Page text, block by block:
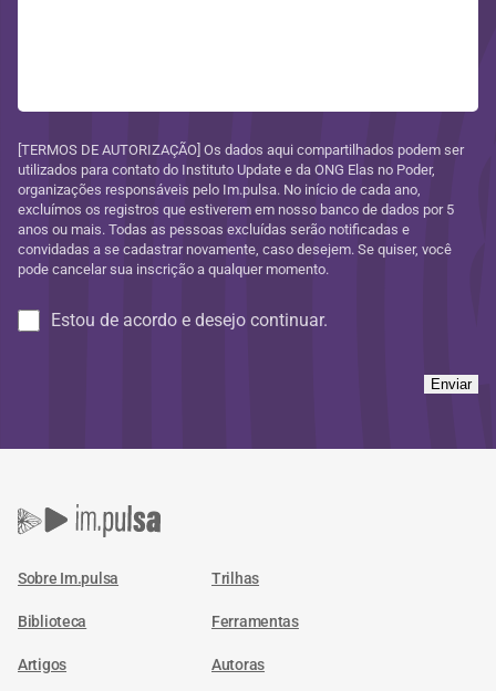
[TERMOS DE AUTORIZAÇÃO] Os dados aqui compartilhados podem ser
utilizados para contato do Instituto Update e da ONG Elas no Poder,
organizações responsáveis pelo Im.pulsa. No início de cada ano,
excluímos os registros que estiverem em nosso banco de dados por 5
anos ou mais. Todas as pessoas excluídas serão notificadas e
convidadas a se cadastrar novamente, caso desejem. Se quiser, você
pode cancelar sua inscrição a qualquer momento.
Estou de acordo e desejo continuar.
Enviar
Sobre Im.pulsa Trilhas
Biblioteca Ferramentas
Artigos Autoras